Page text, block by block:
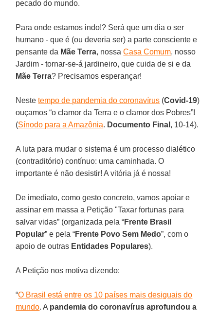
pecado do mundo.
Para onde estamos indo!? Será que um dia o ser
humano - que é (ou deveria ser) a parte consciente e
pensante da Mãe Terra, nossaCasa Comum, nosso
Jardim - tornar-se-á jardineiro, que cuida de si e da
Mãe Terra? Precisamos esperançar!
Nestetempo de pandemia do coronavírus (Covid-19)
ouçamos “o clamor da Terra e o clamor dos Pobres”!
(Sínodo para a Amazônia. Documento Final , 10-14).
A luta para mudar o sistema é um processo dialético
(contraditório) contínuo: uma caminhada. O
importante é não desistir! A vitória já é nossa!
De imediato, como gesto concreto, vamos apoiar e
assinar em massa a Petição "Taxar fortunas para
salvar vidas” (organizada pela “Frente Brasil
Popular” e pela “Frente Povo Sem Medo”, com o
apoio de outras Entidades Populares).
A Petição nos motiva dizendo:
“O Brasil está entre os 10 países mais desiguais do
mundo. A pandemia do coronavírus aprofundou a